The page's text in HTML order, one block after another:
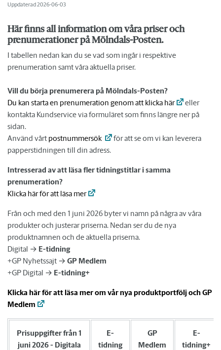
Uppdaterad2026-06-03
Här finns all information om våra priser och
prenumerationer på Mölndals-Posten.
I tabellen nedan kan du se vad som ingår i respektive
prenumeration samt våra aktuella priser.
Vill du börja prenumerera på Mölndals-Posten?
Du kan starta en prenumeration genom att klicka här
eller
kontakta Kundservice via formuläret som finns längre ner på
sidan.
Använd vårt postnummersök
för att se om vi kan leverera
papperstidningen till din adress.
Intresserad av att läsa fler tidningstitlar i samma
prenumeration?
Klicka här för att läsa mer
Från och med den 1 juni 2026 byter vi namn på några av våra
produkter och justerar priserna. Nedan ser du de nya
produktnamnen och de aktuella priserna.
Digital → E-tidning
+GP Nyhetssajt → GP Medlem
+GP Digital → E-tidning+
Klicka här för att läsa mer om vår nya produktportfölj och GP
Medlem
Prisuppgifter från 1
juni 2026 - Digitala
E-
tidning
GP
Medlem
E-
tidning+